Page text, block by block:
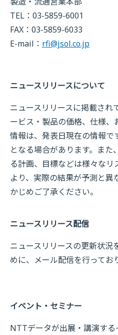
TEL：03-5859-6001
FAX：03-5859-6033
E-mail： rfi@jsol.co.jp
ニュースリリースについて
ニュースリリースに掲載され
ービス・製品の価格、仕様
情報は、発表日現在の情報で
となる場合があります。また
る計画、目標などは様々な
より、実際の結果が予測と異
かじめご了承ください。
ニュースリリース配信
ニュースリリースの更新状況
めに、メール配信を行ってお
イベント・セミナー
NTTデータが出展・講演す